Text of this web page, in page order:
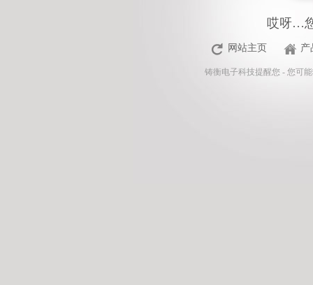
哎呀…
网站主页 产
铸衡电子科技提醒您 - 您可